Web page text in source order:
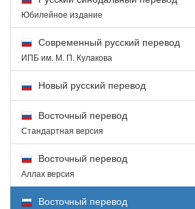
Юбилейное издание
Современный русский перевод
ИПБ им. М. П. Кулакова
Новый русский перевод
Восточный перевод
Стандартная версия
Восточный перевод
Аллах версия
Восточный перевод